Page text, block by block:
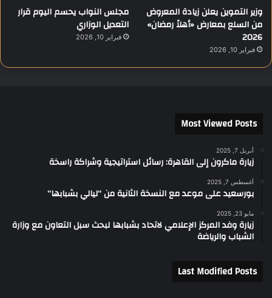
وزير التموين يعلن زيادة المعروض
من السلع بمعارض «أهلاً رمضان»
2026
فبراير 10, 2026
مجلس النواب يحسم اليوم قرار
التعديل الوزاري
فبراير 10, 2026
Most Viewed Posts
أبريل 7, 2025
زيارة ماكرون إلى القاهرة: رسائل استراتيجية وشراكة راسخة
أغسطس 7, 2025
بورسعيد على موعد مع النسخة الثانية من “ليالي بشبابها”
مايو 23, 2025
زيارة وفد المركز الإعلامي لاتحاد بشبابها لبحث سبل التعاون مع وزارة
الشباب والرياضة
Last Modified Posts